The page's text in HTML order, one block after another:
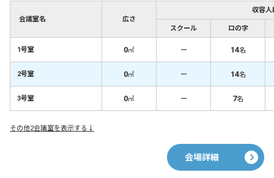
会議室名 広さ
収容人
スクール ロの字
1号室 0㎡ － 14名
2号室 0㎡ － 14名
3号室 0㎡ － 7名
その他2会議室を表示する↓
会場詳細